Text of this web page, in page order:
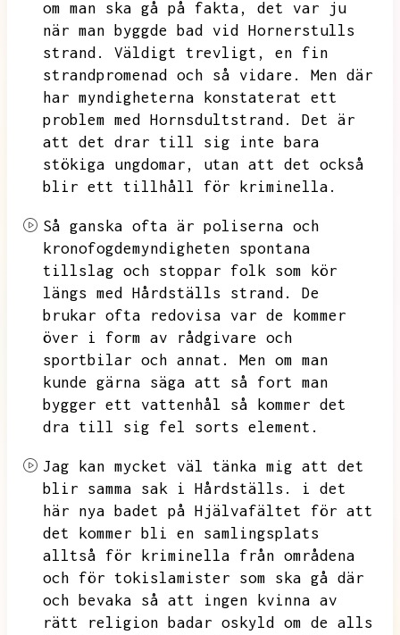
om man ska gå på fakta,
det var ju
när man byggde bad vid Hornerstulls
strand.
Väldigt trevligt,
en fin
strandpromenad och så vidare.
Men där
har myndigheterna konstaterat ett
problem med Hornsdultstrand.
Det är
att det drar till sig inte bara
stökiga ungdomar,
utan att det också
blir ett tillhåll för kriminella.
Så ganska ofta är poliserna och
kronofogdemyndigheten spontana
tillslag och stoppar folk som kör
längs med Hårdställs strand.
De
brukar ofta redovisa var de kommer
över i form av rådgivare och
sportbilar och annat.
Men om man
kunde gärna säga att så fort man
bygger ett vattenhål så kommer det
dra till sig fel sorts element.
Jag kan mycket väl tänka mig att det
blir samma sak i Hårdställs.
i det
här nya badet på Hjälvafältet för att
det kommer bli en samlingsplats
alltså för kriminella från områdena
och för tokislamister som ska gå där
och bevaka så att ingen kvinna av
rätt religion badar oskyld om de alls